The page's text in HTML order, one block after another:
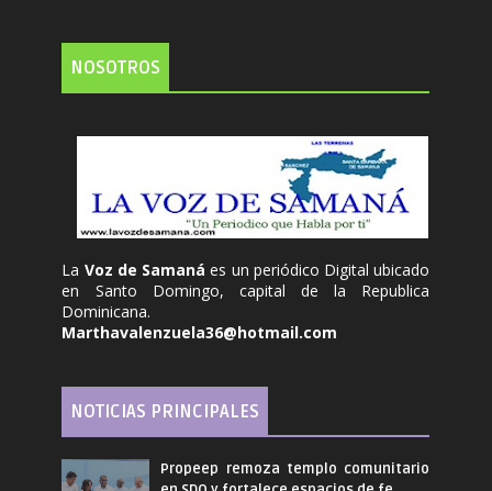
NOSOTROS
La Voz de Samanáes un periódico Digital ubicado
en Santo Domingo, capital de la Republica
Dominicana.
Marthavalenzuela36@hotmail.com
NOTICIAS PRINCIPALES
Propeep remoza templo comunitario